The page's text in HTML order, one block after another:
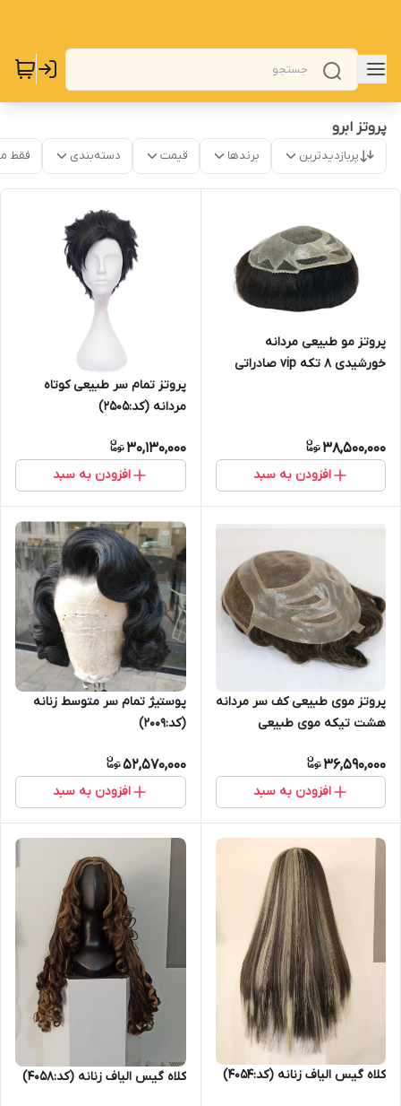
پروتز ابرو
پربازدیدترین برندها قیمت دسته‌بندی فقط
پروتز مو طبیعی مردانه
خورشیدی 8 تکه vip صادراتی
38,500,000
افزودن به سبد
پروتز تمام سر طبیعی کوتاه
مردانه (کد:2505)
30,130,000
افزودن به سبد
پروتز موی طبیعی کف سر مردانه
هشت تیکه موی طبیعی
36,590,000
افزودن به سبد
پوستیژ تمام سر متوسط زنانه
(کد:2009)
52,570,000
افزودن به سبد
کلاه گیس الیاف زنانه (کد:4054) کلاه گیس الیاف زنانه (کد:4058)